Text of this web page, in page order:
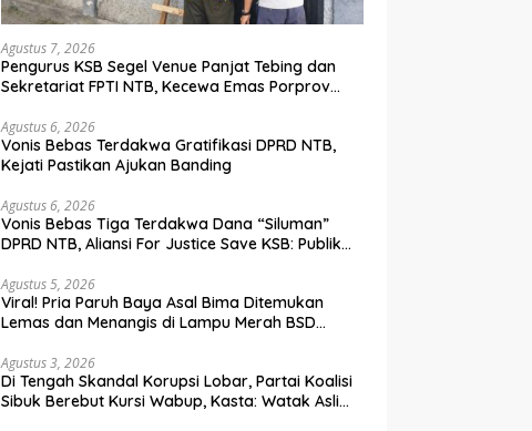
Agustus 7, 2026
Pengurus KSB Segel Venue Panjat Tebing dan
Sekretariat FPTI NTB, Kecewa Emas Porprov
Agustus 6, 2026
Vonis Bebas Terdakwa Gratifikasi DPRD NTB,
Kejati Pastikan Ajukan Banding
Agustus 6, 2026
Vonis Bebas Tiga Terdakwa Dana “Siluman”
DPRD NTB, Aliansi For Justice Save KSB: Publik
Agustus 5, 2026
Viral! Pria Paruh Baya Asal Bima Ditemukan
Lemas dan Menangis di Lampu Merah BSD
Agustus 3, 2026
Di Tengah Skandal Korupsi Lobar, Partai Koalisi
Sibuk Berebut Kursi Wabup, Kasta: Watak Asli